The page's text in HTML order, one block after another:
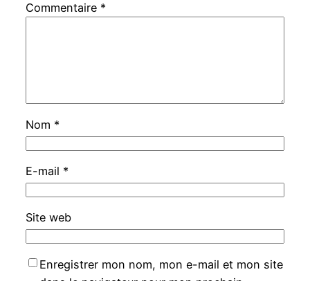
Commentaire *
Nom *
E-mail *
Site web
Enregistrer mon nom, mon e-mail et mon site